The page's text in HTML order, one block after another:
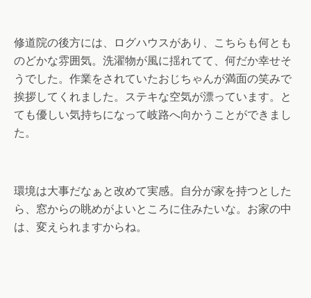
修道院の後方には、ログハウスがあり、こちらも何とも
のどかな雰囲気。洗濯物が風に揺れてて、何だか幸せそ
うでした。作業をされていたおじちゃんが満面の笑みで
挨拶してくれました。ステキな空気が漂っています。と
ても優しい気持ちになって岐路へ向かうことができまし
た。
環境は大事だなぁと改めて実感。自分が家を持つとした
ら、窓からの眺めがよいところに住みたいな。お家の中
は、変えられますからね。